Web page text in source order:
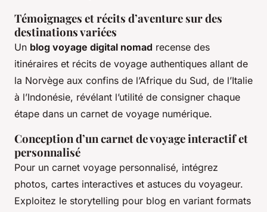
Témoignages et récits d’aventure sur des
destinations variées
Un blog voyage digital nomad recense des
itinéraires et récits de voyage authentiques allant de
la Norvège aux confins de l’Afrique du Sud, de l’Italie
à l’Indonésie, révélant l’utilité de consigner chaque
étape dans un carnet de voyage numérique.
Conception d’un carnet de voyage interactif et
personnalisé
Pour un carnet voyage personnalisé, intégrez
photos, cartes interactives et astuces du voyageur.
Exploitez le storytelling pour blog en variant formats